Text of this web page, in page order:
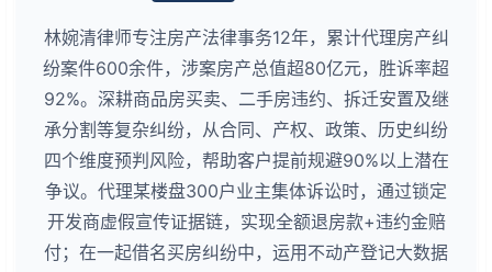
林婉清律师专注房产法律事务12年，累计代理房产纠
纷案件600余件，涉案房产总值超80亿元，胜诉率超
92%。深耕商品房买卖、二手房违约、拆迁安置及继
承分割等复杂纠纷，从合同、产权、政策、历史纠纷
四个维度预判风险，帮助客户提前规避90%以上潜在
争议。代理某楼盘300户业主集体诉讼时，通过锁定
开发商虚假宣传证据链，实现全额退房款+违约金赔
付；在一起借名买房纠纷中，运用不动产登记大数据